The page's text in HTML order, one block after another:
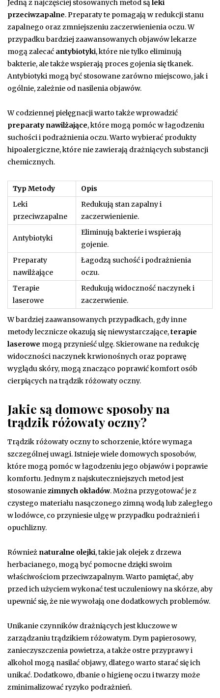
Jedną z najczęściej stosowanych metod sąleki
przeciwzapalne. Preparaty te pomagają w redukcji stanu
zapalnego oraz zmniejszeniu zaczerwienienia oczu. W
przypadku bardziej zaawansowanych objawów lekarze
mogą zalecać antybiotyki, które nie tylko eliminują
bakterie, ale także wspierają proces gojenia się tkanek.
Antybiotyki mogą być stosowane zarówno miejscowo, jak i
ogólnie, zależnie od nasilenia objawów.
W codziennej pielęgnacji warto także wprowadzić
preparaty nawilżające, które mogą pomóc w łagodzeniu
suchości i podrażnienia oczu. Warto wybierać produkty
hipoalergiczne, które nie zawierają drażniących substancji
chemicznych.
Typ Metody
Opis
Leki
przeciwzapalne
Redukują stan zapalny i
zaczerwienienie.
Antybiotyki
Eliminują bakterie i wspierają
gojenie.
Preparaty
nawilżające
Łagodzą suchość i podrażnienia
oczu.
Terapie
laserowe
Redukują widoczność naczynek i
zaczerwienie.
W bardziej zaawansowanych przypadkach, gdy inne
metody lecznicze okazują się niewystarczające,terapie
laserowe mogą przynieść ulgę. Skierowane na redukcję
widoczności naczynek krwionośnych oraz poprawę
wyglądu skóry, mogą znacząco poprawić komfort osób
cierpiących na trądzik różowaty oczny.
Jakie są domowe sposoby na
trądzik różowaty oczny?
Trądzik różowaty oczny to schorzenie, które wymaga
szczególnej uwagi. Istnieje wiele domowych sposobów,
które mogą pomóc w łagodzeniu jego objawów i poprawie
komfortu. Jednym z najskuteczniejszych metod jest
stosowaniezimnych okładów. Można przygotować je z
czystego materiału nasączonego zimną wodą lub zaległego
w lodówce, co przyniesie ulgę w przypadku podrażnień i
opuchlizny.
Również naturalne olejki, takie jak olejek z drzewa
herbacianego, mogą być pomocne dzięki swoim
właściwościom przeciwzapalnym. Warto pamiętać, aby
przed ich użyciem wykonać test uczuleniowy na skórze, aby
upewnić się, że nie wywołają one dodatkowych problemów.
Unikanie czynników drażniących jest kluczowe w
zarządzaniu trądzikiem różowatym. Dym papierosowy,
zanieczyszczenia powietrza, a także ostre przyprawy i
alkohol mogą nasilać objawy, dlatego warto starać się ich
unikać. Dodatkowo, dbanie o higienę oczu i twarzy może
zminimalizować ryzyko podrażnień.